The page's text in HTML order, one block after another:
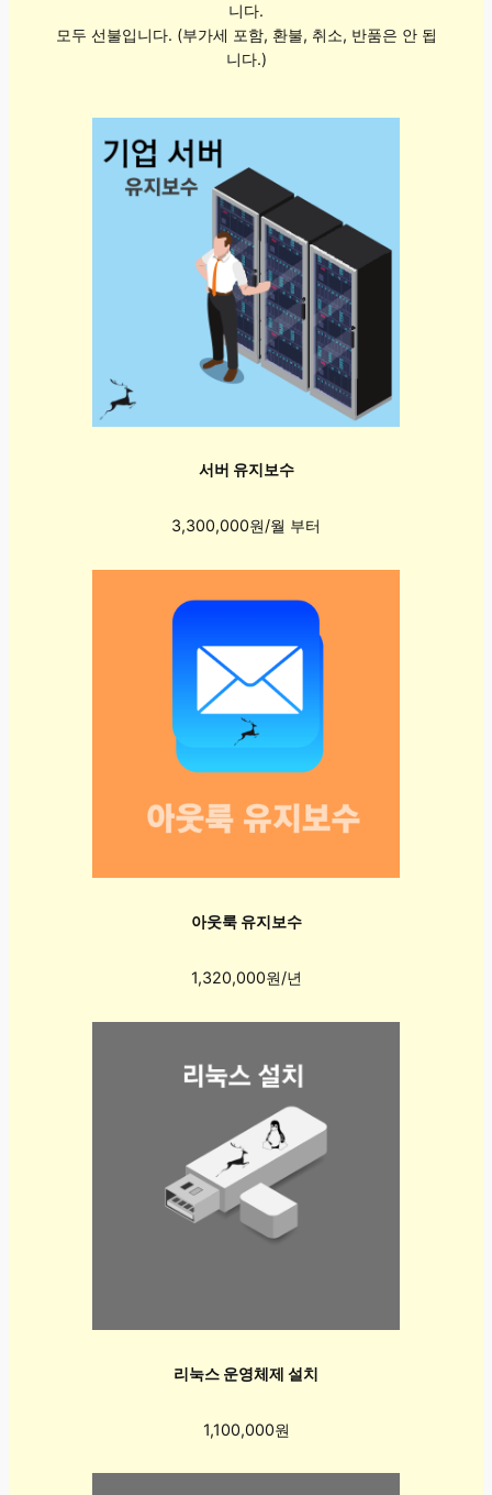
니다.
모두 선불입니다. (부가세 포함, 환불, 취소, 반품은 안 됩
니다.)
서버 유지보수
3,300,000원/월 부터
아웃룩 유지보수
1,320,000원/년
리눅스 운영체제 설치
1,100,000원